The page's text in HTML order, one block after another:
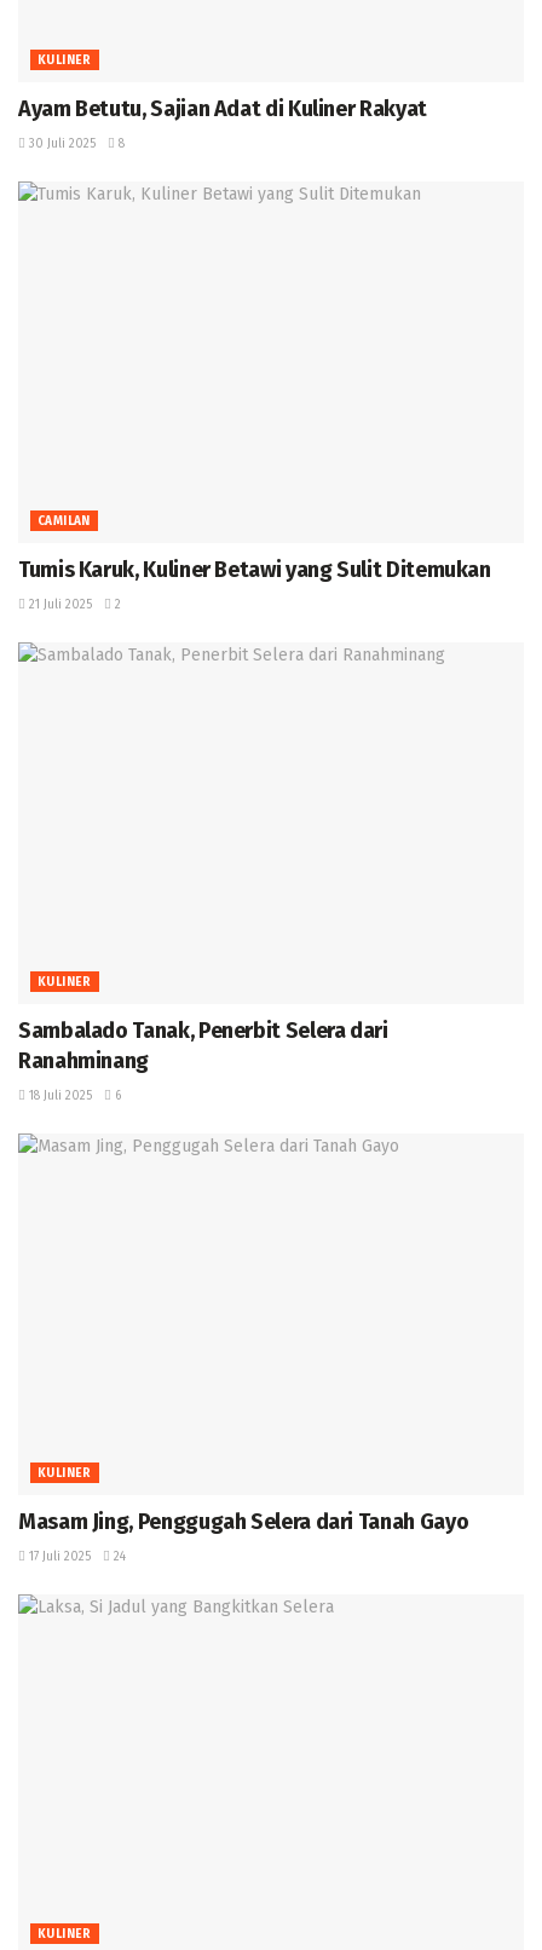
KULINER
Ayam Betutu, Sajian Adat di Kuliner Rakyat ‎
30 Juli 2025 8
CAMILAN
Tumis Karuk, Kuliner Betawi yang Sulit Ditemukan ‎
21 Juli 2025 2
KULINER
Sambalado Tanak, Penerbit Selera dari
Ranahminang ‎
18 Juli 2025 6
KULINER
Masam Jing, Penggugah Selera dari Tanah Gayo
17 Juli 2025 24
KULINER